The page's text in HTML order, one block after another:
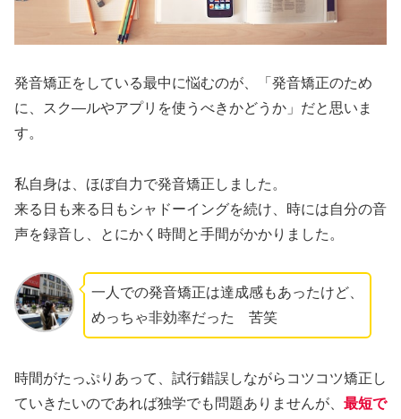
発音矯正をしている最中に悩むのが、「発音矯正のため
に、スク―ルやアプリを使うべきかどうか」だと思いま
す。
私自身は、ほぼ自力で発音矯正しました。
来る日も来る日もシャドーイングを続け、時には自分の音
声を録音し、とにかく時間と手間がかかりました。
一人での発音矯正は達成感もあったけど、
めっちゃ非効率だった 苦笑
時間がたっぷりあって、試行錯誤しながらコツコツ矯正し
ていきたいのであれば独学でも問題ありませんが、 最短で